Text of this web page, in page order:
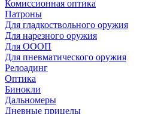
Комиссионная оптика
Патроны
Для гладкоствольного оружия
Для нарезного оружия
Для ОООП
Для пневматического оружия
Релоадинг
Оптика
Бинокли
Дальномеры
Дневные прицелы